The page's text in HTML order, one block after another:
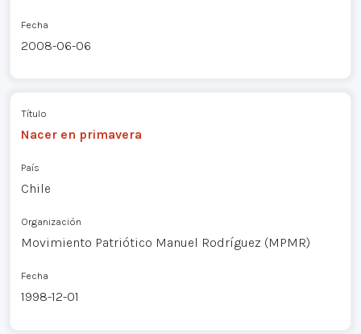
Fecha
2008-06-06
Título
Nacer en primavera
País
Chile
Organización
Movimiento Patriótico Manuel Rodríguez (MPMR)
Fecha
1998-12-01